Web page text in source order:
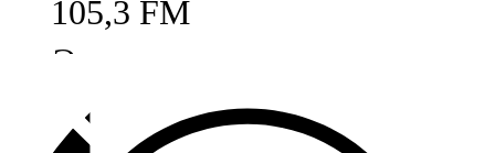
105,3 FM
Әлмәт
92,9 FM